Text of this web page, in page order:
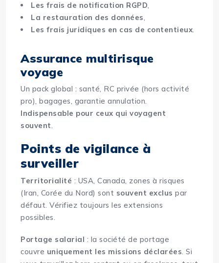
Les frais de notification RGPD,
La restauration des données,
Les frais juridiques en cas de contentieux.
Assurance multirisque
voyage
Un pack global : santé, RC privée (hors activité
pro), bagages, garantie annulation.
Indispensable pour ceux qui voyagent
souvent.
Points de vigilance à
surveiller
Territorialité : USA, Canada, zones à risques
(Iran, Corée du Nord) sont souvent exclus par
défaut. Vérifiez toujours les extensions
possibles.
Portage salarial : la société de portage
couvre uniquement les missions déclarées. Si